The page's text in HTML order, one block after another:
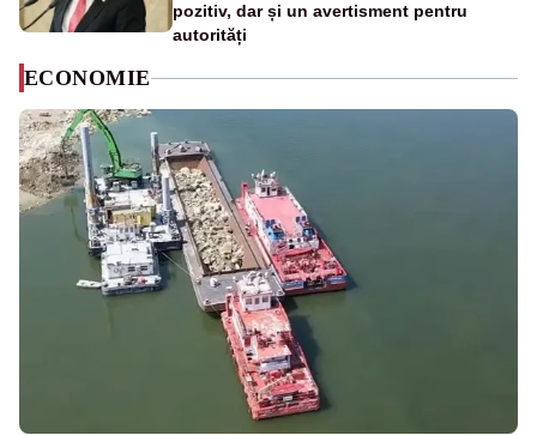
pozitiv, dar și un avertisment pentru
autorități
ECONOMIE